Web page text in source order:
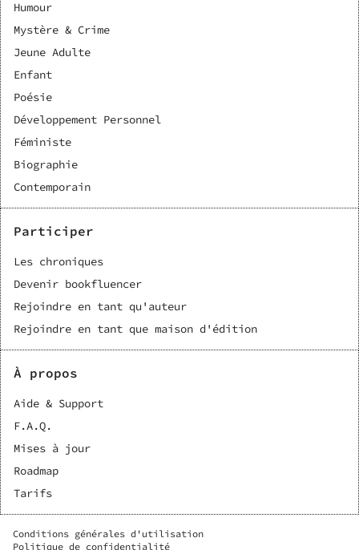
Humour
Mystère & Crime
Jeune Adulte
Enfant
Poésie
Développement Personnel
Féministe
Biographie
Contemporain
Participer
Les chroniques
Devenir bookfluencer
Rejoindre en tant qu'auteur
Rejoindre en tant que maison d'édition
À propos
Aide & Support
F.A.Q.
Mises à jour
Roadmap
Tarifs
Conditions générales d'utilisation
Politique de confidentialité